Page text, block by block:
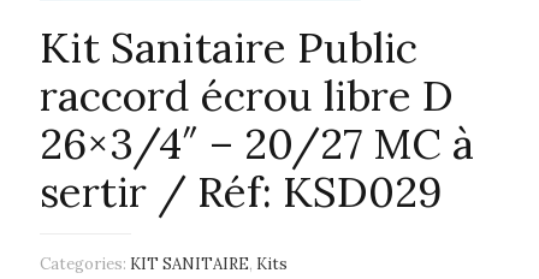
Kit Sanitaire Public
raccord écrou libre D
26×3/4″ – 20/27 MC à
sertir / Réf: KSD029
Categories: KIT SANITAIRE, Kits